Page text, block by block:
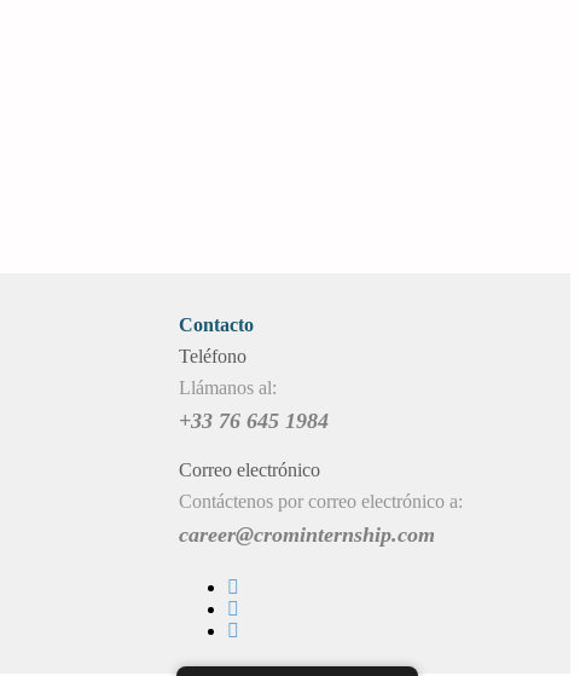
Contacto
Teléfono
Llámanos al:
+33 76 645 1984
Correo electrónico
Contáctenos por correo electrónico a:
career@crominternship.com